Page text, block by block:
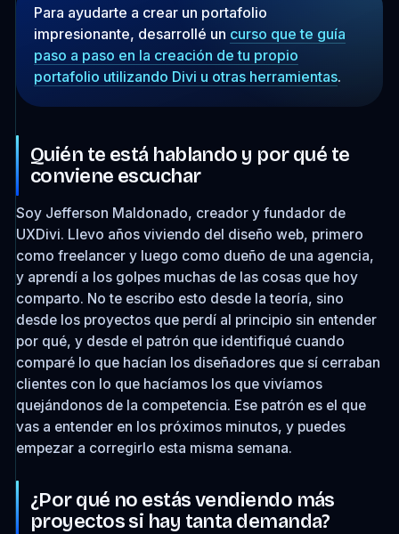
Para ayudarte a crear un portafolio
impresionante, desarrollé un curso que te guía
paso a paso en la creación de tu propio
portafolio utilizando Divi u otras herramientas.
Quién te está hablando y por qué te
conviene escuchar
Soy Jefferson Maldonado, creador y fundador de
UXDivi. Llevo años viviendo del diseño web, primero
como freelancer y luego como dueño de una agencia,
y aprendí a los golpes muchas de las cosas que hoy
comparto. No te escribo esto desde la teoría, sino
desde los proyectos que perdí al principio sin entender
por qué, y desde el patrón que identifiqué cuando
comparé lo que hacían los diseñadores que sí cerraban
clientes con lo que hacíamos los que vivíamos
quejándonos de la competencia. Ese patrón es el que
vas a entender en los próximos minutos, y puedes
empezar a corregirlo esta misma semana.
¿Por qué no estás vendiendo más
proyectos si hay tanta demanda?